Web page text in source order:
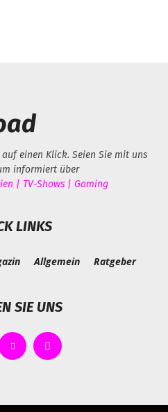
einen Klick. Seien Sie mit uns
informiert über
| TV-Shows | Gaming
LINKS
Allgemein Ratgeber
SIE UNS